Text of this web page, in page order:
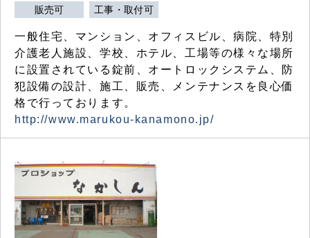
販売可 工事・取付可
一般住宅、マンション、オフィスビル、病院、特別
介護老人施設、学校、ホテル、工場等の様々な場所
に設置されている錠前、オートロックシステム、防
犯設備の設計、施工、販売、メンテナンスを良心価
格で行っております。
http://www.marukou-kanamono.jp/